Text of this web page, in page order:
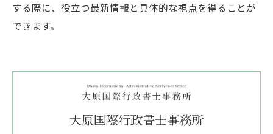
する際に、役立つ最新情報と具体的な視点を得ることが
できます。
大原国際行政書士事務所